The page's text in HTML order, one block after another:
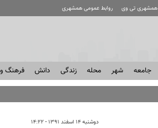
همشهری تی وی روابط عمومی همشهری
جامعه شهر محله زندگی دانش فرهنگ
دوشنبه ۱۴ اسفند ۱۳۹۱ - ۱۴:۲۲